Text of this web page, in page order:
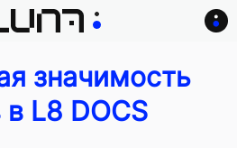
значимость
L8 DOCS